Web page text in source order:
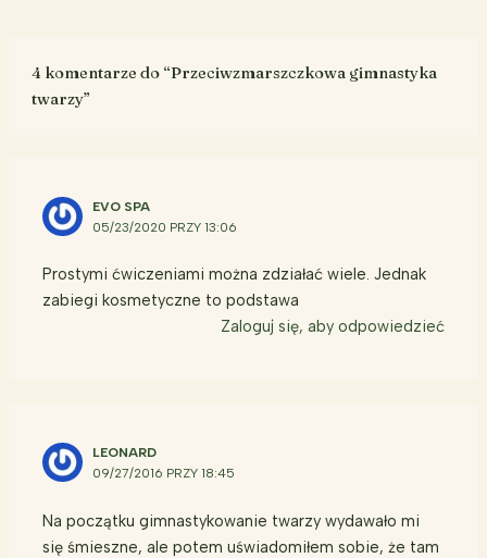
4 komentarze do “Przeciwzmarszczkowa gimnastyka
twarzy”
EVO SPA
05/23/2020 PRZY 13:06
Prostymi ćwiczeniami można zdziałać wiele. Jednak
zabiegi kosmetyczne to podstawa
Zaloguj się, aby odpowiedzieć
LEONARD
09/27/2016 PRZY 18:45
Na początku gimnastykowanie twarzy wydawało mi
się śmieszne, ale potem uświadomiłem sobie, że tam